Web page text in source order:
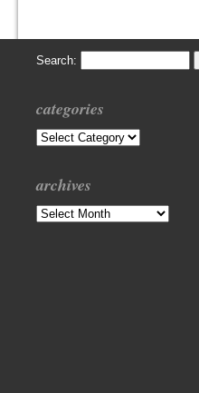
Search:
categories
Categories
archives
Archives